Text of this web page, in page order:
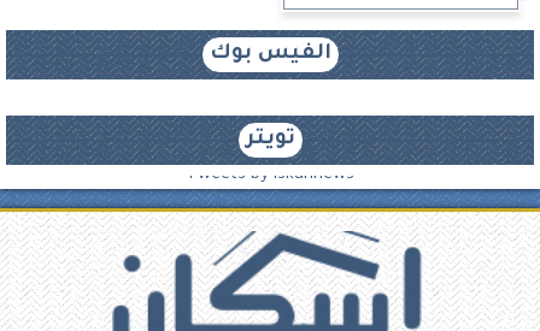
الفيس بوك
تويتر
Tweets by iskannews